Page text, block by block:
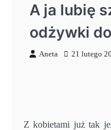
A ja lubię
odżywki
Aneta 21 lutego
Z kobietami już tak